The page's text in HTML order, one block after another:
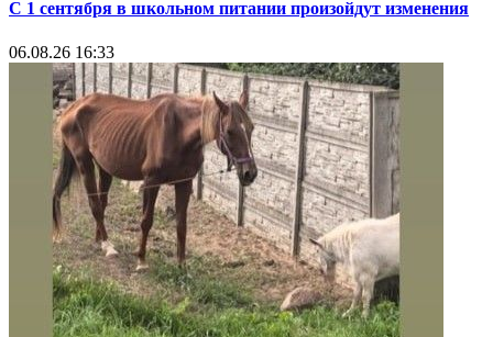
С 1 сентября в школьном питании произойдут изменения
06.08.26 16:33